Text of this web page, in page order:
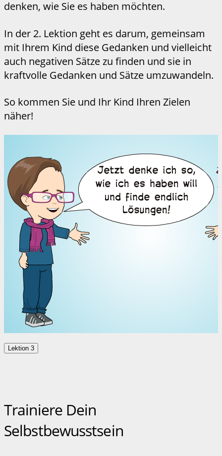
denken, wie Sie es haben möchten.
In der 2. Lektion geht es darum, gemeinsam
mit Ihrem Kind diese Gedanken und vielleicht
auch negativen Sätze zu finden und sie in
kraftvolle Gedanken und Sätze umzuwandeln.
So kommen Sie und Ihr Kind Ihren Zielen
näher!
Lektion 3
Trainiere Dein
Selbstbewusstsein